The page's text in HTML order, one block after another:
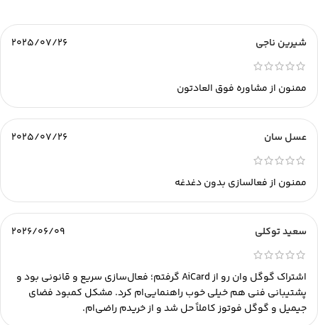
شیرین ناجی 2025/07/26
ممنون از مشاوره فوق العادتون
عسل سان 2025/07/26
ممنون از فعالسازی بدون دغدغه
سعید توکلی 2026/06/09
اشتراک گوگل وان رو از AiCard گرفتم؛ فعال‌سازی سریع و قانونی بود و
پشتیبانی فنی هم خیلی خوب راهنمایی‌ام کرد. مشکل کمبود فضای
جیمیل و گوگل فوتوز کاملاً حل شد و از خریدم راضی‌ام.